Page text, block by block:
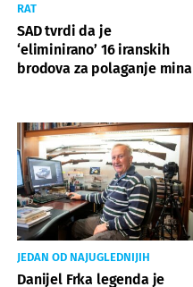
RAT
SAD tvrdi da je
‘eliminirano’ 16 iranskih
brodova za polaganje mina
JEDAN OD NAJUGLEDNIJIH
Danijel Frka legenda je